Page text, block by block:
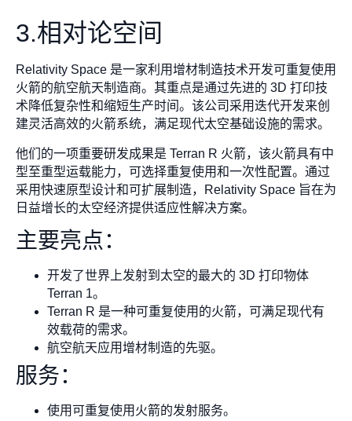
3.相对论空间
Relativity Space 是一家利用增材制造技术开发可重复使用
火箭的航空航天制造商。其重点是通过先进的 3D 打印技
术降低复杂性和缩短生产时间。该公司采用迭代开发来创
建灵活高效的火箭系统，满足现代太空基础设施的需求。
他们的一项重要研发成果是 Terran R 火箭，该火箭具有中
型至重型运载能力，可选择重复使用和一次性配置。通过
采用快速原型设计和可扩展制造，Relativity Space 旨在为
日益增长的太空经济提供适应性解决方案。
主要亮点：
开发了世界上发射到太空的最大的 3D 打印物体
Terran 1。
Terran R 是一种可重复使用的火箭，可满足现代有
效载荷的需求。
航空航天应用增材制造的先驱。
服务：
使用可重复使用火箭的发射服务。